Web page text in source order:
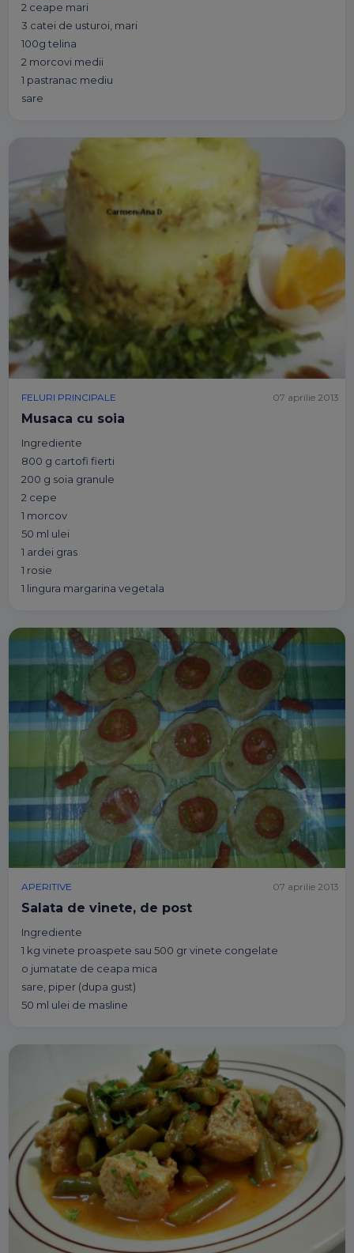
2 ceape mari
3 catei de usturoi, mari
100g telina
2 morcovi medii
1 pastranac mediu
sare
FELURI PRINCIPALE
Musaca cu soia
Ingrediente
800 g cartofi fierti
200 g soia granule
2 cepe
1 morcov
50 ml ulei
1 ardei gras
1 rosie
1 lingura margarina vegetala
07 aprilie 2013
APERITIVE
Salata de vinete, de post
Ingrediente
1 kg vinete proaspete sau 500 gr vinete congelate
o jumatate de ceapa mica
sare, piper (dupa gust)
50 ml ulei de masline
07 aprilie 2013